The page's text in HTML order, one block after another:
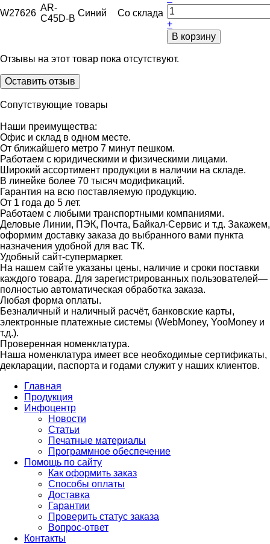
W27626
AR-
C45D-B
Синий Со склада
+
В корзину
Отзывы на этот товар пока отсутствуют.
Оставить отзыв
Сопутствующие товары
Наши преимущества:
Офис и склад в одном месте.
От ближайшего метро 7 минут пешком.
Работаем с юридическими и физическими лицами.
Широкий ассортимент продукции в наличии на складе.
В линейке более 70 тысяч модификаций.
Гарантия на всю поставляемую продукцию.
От 1 года до 5 лет.
Работаем с любыми транспортными компаниями.
Деловые Линии, ПЭК, Почта, Байкал-Сервис и т.д. Закажем,
оформим доставку заказа до выбранного вами пункта
назначения удобной для вас ТК.
Удобный сайт-супермаркет.
На нашем сайте указаны цены, наличие и сроки поставки
каждого товара. Для зарегистрированных пользователей—
полностью автоматическая обработка заказа.
Любая форма оплаты.
Безналичный и наличный расчёт, банковские карты,
электронные платежные системы (WebMoney, YooMoney и
т.д.).
Проверенная номенклатура.
Наша номенклатура имеет все необходимые сертификаты,
декларации, паспорта и годами служит у наших клиентов.
Главная
Продукция
Инфоцентр
Новости
Статьи
Печатные материалы
Программное обеспечение
Помощь по сайту
Как оформить заказ
Способы оплаты
Доставка
Гарантии
Проверить статус заказа
Вопрос-ответ
Контакты